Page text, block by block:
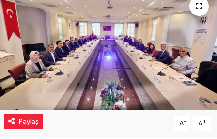
Paylaş A- A+
Müzik
Piyasa
Resmi İlanlar
Sinemalar